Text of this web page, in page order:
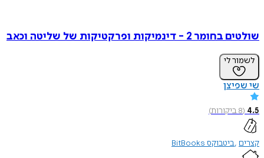
שולטים בחומר 2 - דינמיקות ופרקטיקות של שליטה וכאב
לשמור לי
שי שפיצן
4.5
(
8ביקורות)
קצרים ביטבוקס BitBooks